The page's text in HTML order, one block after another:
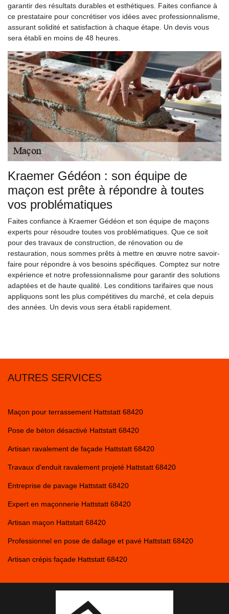
garantir des résultats durables et esthétiques. Faites confiance à
ce prestataire pour concrétiser vos idées avec professionnalisme,
assurant solidité et satisfaction à chaque étape. Un devis vous
sera établi en moins de 48 heures.
Kraemer Gédéon : son équipe de
maçon est prête à répondre à toutes
vos problématiques
Faites confiance à Kraemer Gédéon et son équipe de maçons
experts pour résoudre toutes vos problématiques. Que ce soit
pour des travaux de construction, de rénovation ou de
restauration, nous sommes prêts à mettre en œuvre notre savoir-
faire pour répondre à vos besoins spécifiques. Comptez sur notre
expérience et notre professionnalisme pour garantir des solutions
adaptées et de haute qualité. Les conditions tarifaires que nous
appliquons sont les plus compétitives du marché, et cela depuis
des années. Un devis vous sera établi rapidement.
AUTRES SERVICES
Maçon pour terrassement Hattstatt 68420
Pose de béton désactivé Hattstatt 68420
Artisan ravalement de façade Hattstatt 68420
Travaux d'enduit ravalement projeté Hattstatt 68420
Entreprise de pavage Hattstatt 68420
Expert en maçonnerie Hattstatt 68420
Artisan maçon Hattstatt 68420
Professionnel en pose de dallage et pavé Hattstatt 68420
Artisan crépis façade Hattstatt 68420